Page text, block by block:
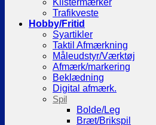
Klistermærker
Trafikveste
Hobby/Fritid
Syartikler
Taktil Afmærkning
Måleudstyr/Værktøj
Afmærk/markering
Beklædning
Digital afmærk.
Spil
Bolde/Leg
Bræt/Brikspil